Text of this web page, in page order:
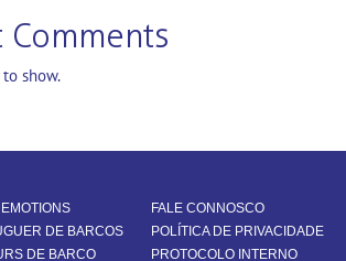
Comments
show.
EMOTIONS
DE BARCOS
DE BARCO
FALE CONNOSCO
POLÍTICA DE PRIVACIDADE
PROTOCOLO INTERNO